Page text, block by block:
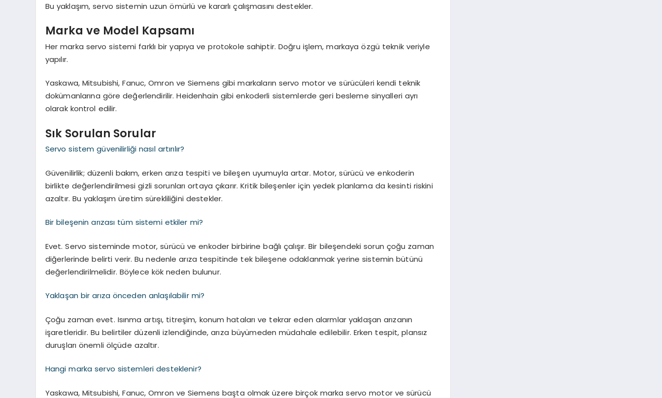
Bu yaklaşım, servo sistemin uzun ömürlü ve kararlı çalışmasını destekler.
Marka ve Model Kapsamı
Her marka servo sistemi farklı bir yapıya ve protokole sahiptir. Doğru işlem, markaya özgü teknik veriyle
yapılır.
Yaskawa, Mitsubishi, Fanuc, Omron ve Siemens gibi markaların servo motor ve sürücüleri kendi teknik
dokümanlarına göre değerlendirilir. Heidenhain gibi enkoderli sistemlerde geri besleme sinyalleri ayrı
olarak kontrol edilir.
Sık Sorulan Sorular
Servo sistem güvenilirliği nasıl artırılır?
Güvenilirlik; düzenli bakım, erken arıza tespiti ve bileşen uyumuyla artar. Motor, sürücü ve enkoderin
birlikte değerlendirilmesi gizli sorunları ortaya çıkarır. Kritik bileşenler için yedek planlama da kesinti riskini
azaltır. Bu yaklaşım üretim sürekliliğini destekler.
Bir bileşenin arızası tüm sistemi etkiler mi?
Evet. Servo sisteminde motor, sürücü ve enkoder birbirine bağlı çalışır. Bir bileşendeki sorun çoğu zaman
diğerlerinde belirti verir. Bu nedenle arıza tespitinde tek bileşene odaklanmak yerine sistemin bütünü
değerlendirilmelidir. Böylece kök neden bulunur.
Yaklaşan bir arıza önceden anlaşılabilir mi?
Çoğu zaman evet. Isınma artışı, titreşim, konum hataları ve tekrar eden alarmlar yaklaşan arızanın
işaretleridir. Bu belirtiler düzenli izlendiğinde, arıza büyümeden müdahale edilebilir. Erken tespit, plansız
duruşları önemli ölçüde azaltır.
Hangi marka servo sistemleri desteklenir?
Yaskawa, Mitsubishi, Fanuc, Omron ve Siemens başta olmak üzere birçok marka servo motor ve sürücü